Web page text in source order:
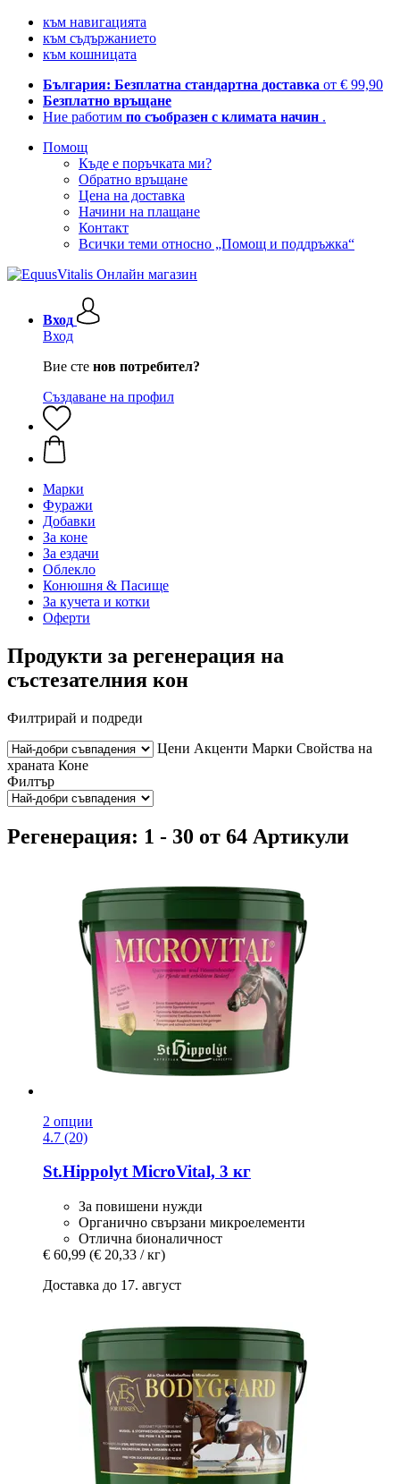
към навигацията
към съдържанието
към кошницата
България: Безплатна стандартна доставка от € 99,90
Безплатно връщане
Ние работим по съобразен с климата начин .
Помощ
Къде е поръчката ми?
Обратно връщане
Цена на доставка
Начини на плащане
Контакт
Всички теми относно „Помощ и поддръжка“
Вход
Вход
Вие сте нов потребител?
Създаване на профил
Марки
Фуражи
Добавки
За коне
За ездачи
Облекло
Конюшня & Пасище
За кучета и котки
Оферти
Продукти за регенерация на
състезателния кон
Филтрирай и подреди
Цени Акценти Марки Свойства на
храната Коне
Филтър
Регенерация: 1 - 30 от 64 Артикули
2 опции
4.7 (20)
St.HippolytMicroVital, 3 кг
За повишени нужди
Органично свързани микроелементи
Отлична бионаличност
€ 60,99 (€ 20,33 / кг)
Доставка до 17. август